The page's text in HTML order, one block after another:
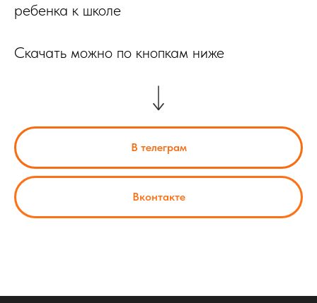
ребенка к школе
Скачать можно по кнопкам ниже
В телеграм
Вконтакте